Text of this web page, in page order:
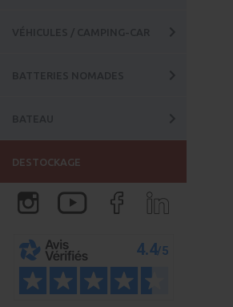
DESTOCKAGE